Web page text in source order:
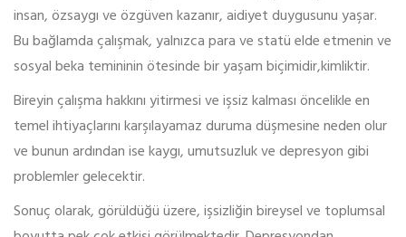
insan, özsaygı ve özgüven kazanır, aidiyet duygusunu yaşar.
Bu bağlamda çalışmak, yalnızca para ve statü elde etmenin ve
sosyal beka temininin ötesinde bir yaşam biçimidir,kimliktir.
Bireyin çalışma hakkını yitirmesi ve işsiz kalması öncelikle en
temel ihtiyaçlarını karşılayamaz duruma düşmesine neden olur
ve bunun ardından ise kaygı, umutsuzluk ve depresyon gibi
problemler gelecektir.
Sonuç olarak, görüldüğü üzere, işsizliğin bireysel ve toplumsal